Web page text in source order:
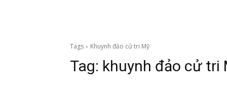
Tags Khuynh đảo cử tri Mỹ
Tag: khuynh đảo cử tri